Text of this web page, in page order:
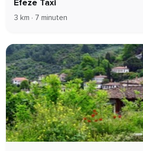
Efeze Taxi
3 km · 7 minuten